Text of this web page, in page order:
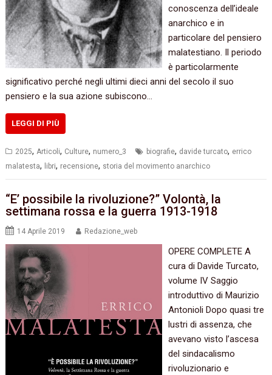
conoscenza dell’ideale
anarchico e in
particolare del pensiero
malatestiano. Il periodo
è particolarmente
significativo perché negli ultimi dieci anni del secolo il suo
pensiero e la sua azione subiscono…
LEGGI DI PIÙ
2025, Articoli, Culture, numero_3 biografie, davide turcato, errico
malatesta, libri, recensione, storia del movimento anarchico
“E’ possibile la rivoluzione?” Volontà, la
settimana rossa e la guerra 1913-1918
14 Aprile 2019 Redazione_web
OPERE COMPLETE A
cura di Davide Turcato,
volume IV Saggio
introduttivo di Maurizio
Antonioli Dopo quasi tre
lustri di assenza, che
avevano visto l’ascesa
del sindacalismo
rivoluzionario e